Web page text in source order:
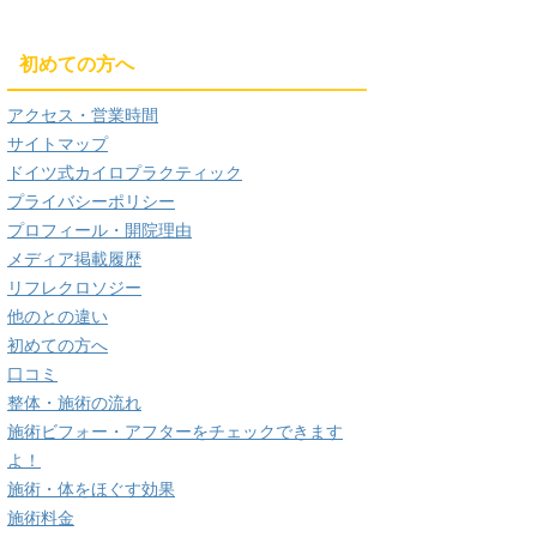
初めての方へ
アクセス・営業時間
サイトマップ
ドイツ式カイロプラクティック
プライバシーポリシー
プロフィール・開院理由
メディア掲載履歴
リフレクロソジー
他のとの違い
初めての方へ
口コミ
整体・施術の流れ
施術ビフォー・アフターをチェックできます
よ！
施術・体をほぐす効果
施術料金